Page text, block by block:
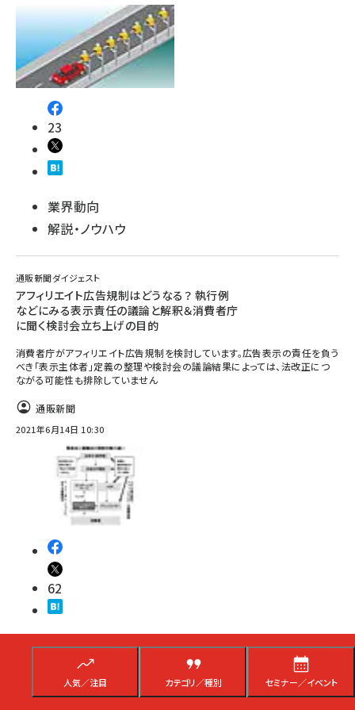
人気／注目 カテゴリ／種別 セミナー／イベント
23
業界動向
解説・ノウハウ
通販新聞ダイジェスト
アフィリエイト広告規制はどうなる？ 執行例
などにみる表示責任の議論と解釈＆消費者庁
に聞く検討会立ち上げの目的
消費者庁がアフィリエイト広告規制を検討しています。広告表示の責任を負う
べき「表示主体者」定義の整理や検討会の議論結果によっては、法改正につ
ながる可能性も排除していません
通販新聞
2021年6月14日 10:30
62
業界動向
事例・インタビュー